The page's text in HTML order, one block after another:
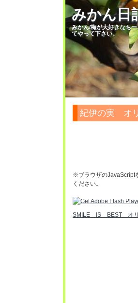
みかん
みかん/梅が大好きなち
てやって下さい。
紀伊の実 オ
※ブラウザのJavaScript
ください。
SMILE IS BEST オリ